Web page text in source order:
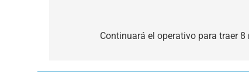
Continuará el operativo para traer